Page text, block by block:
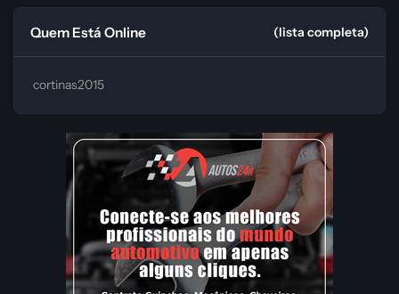
Quem Está Online (lista completa)
cortinas2015